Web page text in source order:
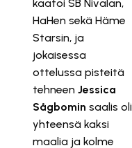
kaatoi SB Nivalan,
HaHen sekä Häme
Starsin, ja
jokaisessa
ottelussa pisteitä
tehneenJessica
Sågbomin saalis oli
yhteensä kaksi
maalia ja kolme